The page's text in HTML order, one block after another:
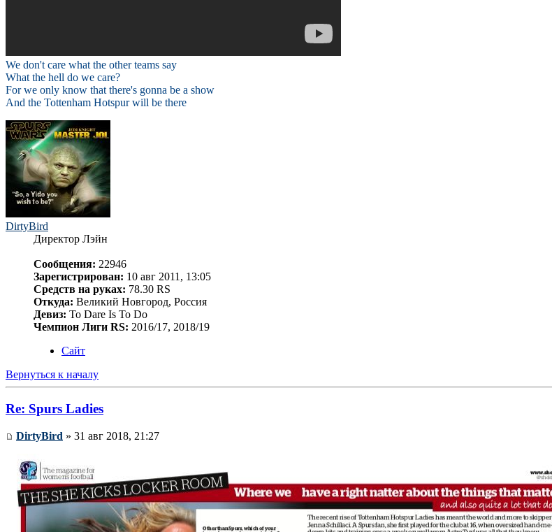
We don't care what the other teams say
What the hell do we care?
For we only know that there's gonna be a show
And the Tottenham Hotspur will be there
DirtyBird
Директор Лэйн
Сообщения: 22946
Зарегистрирован: 10 авг 2011, 13:05
Средств на руках: 78.30 RS
Откуда: Великий Новгород, Россия
Девиз: To Dare Is To Do
Чемпион Лиги RS: 2016/17, 2018/19
Сайт
Вернуться к началу
Re: Spurs Ladies
DirtyBird » 31 авг 2018, 21:27